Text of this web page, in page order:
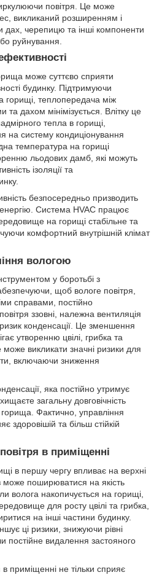
повітря. Це може
викликаний розширенням і
черепицю та інші компоненти
руйнування.
може суттєво сприяти
будинку. Підтримуючи
горищі, теплопередача між
дахом мінімізується. Влітку це
тепла в горищі,
на систему кондиціонування
температура на горищі
льодових дамб, які можуть
ізоляції та
безпосередньо призводить
Система HVAC працює
на горищі стабільне та
комфортний внутрішній клімат
вологою
у боротьбі з
щоб вологе повітря,
справами, постійно
ззовні, належна вентиляція
конденсації. Це зменшення
утворенню цвілі, грибка та
викликати значні ризики для
включаючи зниження
яка постійно утримує
загальну довговічність
горища. Фактично, управління
здоровішій та більш стійкій
в приміщенні
в першу чергу впливає на верхні
може поширюватися на якість
волога накопичується на горищі,
для росту цвілі та грибка,
на інші частини будинку.
ці ризики, знижуючи рівні
постійне видалення застояного
в приміщенні не тільки сприяє